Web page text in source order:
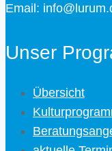
Email:
Unser
Übersicht